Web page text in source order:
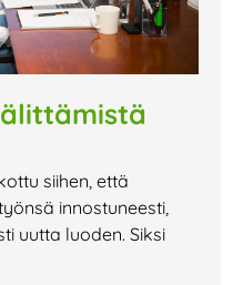
siihen, että
innostuneesti,
uutta luoden. Siksi